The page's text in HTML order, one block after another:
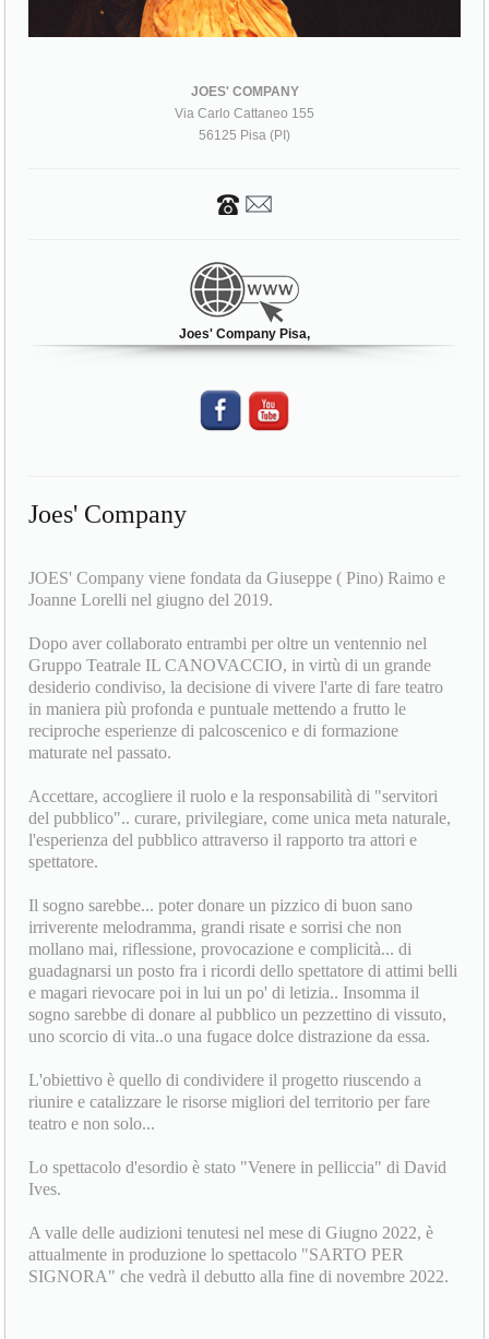
56125 Pisa (PI)
Joes' Company Pisa,
Joes' Company
JOES' Company viene fondata da Giuseppe ( Pino) Raimo e
Joanne Lorelli nel giugno del 2019.
Dopo aver collaborato entrambi per oltre un ventennio nel
Gruppo Teatrale IL CANOVACCIO, in virtù di un grande
desiderio condiviso, la decisione di vivere l'arte di fare teatro
in maniera più profonda e puntuale mettendo a frutto le
reciproche esperienze di palcoscenico e di formazione
maturate nel passato.
Accettare, accogliere il ruolo e la responsabilità di "servitori
del pubblico".. curare, privilegiare, come unica meta naturale,
l'esperienza del pubblico attraverso il rapporto tra attori e
spettatore.
Il sogno sarebbe... poter donare un pizzico di buon sano
irriverente melodramma, grandi risate e sorrisi che non
mollano mai, riflessione, provocazione e complicità... di
guadagnarsi un posto fra i ricordi dello spettatore di attimi belli
e magari rievocare poi in lui un po' di letizia.. Insomma il
sogno sarebbe di donare al pubblico un pezzettino di vissuto,
uno scorcio di vita..o una fugace dolce distrazione da essa.
riunire e catalizzare le risorse migliori del territorio per fare
teatro e non solo...
Lo spettacolo d'esordio è stato "Venere in pelliccia" di David
Ives.